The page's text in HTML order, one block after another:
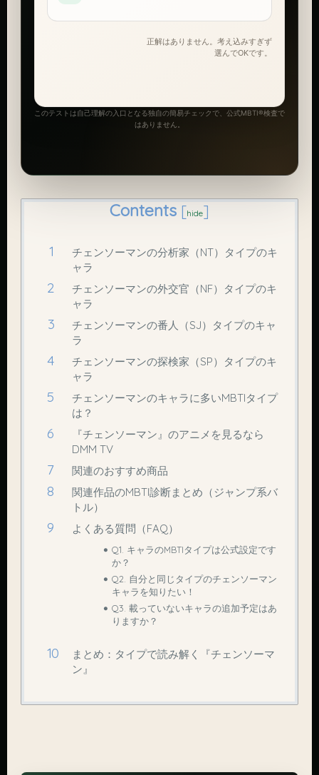
正解はありません。考え込みすぎず
選んでOKです。
このテストは自己理解の入口となる独自の簡易チェックで、公式MBTI®検査で
はありません。
Contents [hide]
チェンソーマンの分析家（NT）タイプのキ
ャラ
チェンソーマンの外交官（NF）タイプのキ
ャラ
チェンソーマンの番人（SJ）タイプのキャ
ラ
チェンソーマンの探検家（SP）タイプのキ
ャラ
チェンソーマンのキャラに多いMBTIタイプ
は？
『チェンソーマン』のアニメを見るなら
DMM TV
関連のおすすめ商品
関連作品のMBTI診断まとめ（ジャンプ系バ
トル）
よくある質問（FAQ）
Q1. キャラのMBTIタイプは公式設定です
か？
Q2. 自分と同じタイプのチェンソーマン
キャラを知りたい！
Q3. 載っていないキャラの追加予定はあ
りますか？
まとめ：タイプで読み解く『チェンソーマ
ン』